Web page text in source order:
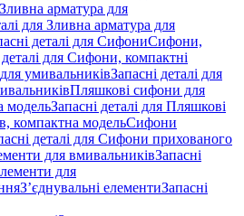
Зливна арматура для
для Зливна арматура для
деталі для СифониСифони,
деталі для Сифони, компактні
умивальниківЗапасні деталі для
Пляшкові сифони для
модельЗапасні деталі для Пляшкові
компактна модельСифони
деталі для Сифони прихованого
для вмивальниківЗапасні
для
З’єднувальні елементиЗапасні